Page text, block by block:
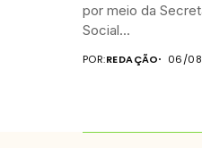
por meio da
Social...
POR:REDAÇÃO 06/